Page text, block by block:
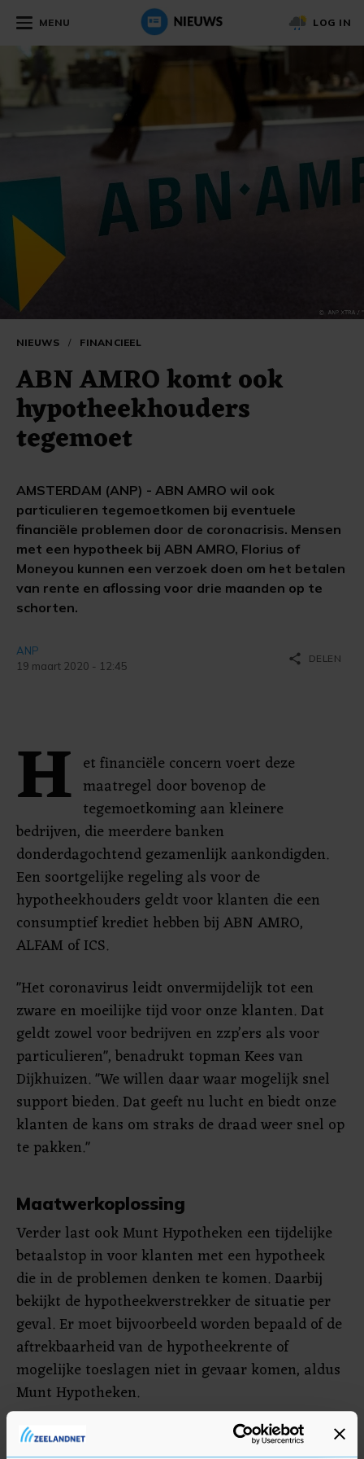
MENU LOG IN
NIEUWS / FINANCIEEL
ABN AMRO komt ook
hypotheekhouders
tegemoet
AMSTERDAM (ANP) - ABN AMRO wil ook
particulieren tegemoetkomen bij eventuele
financiële problemen door de coronacrisis. Mensen
met een hypotheek bij ABN AMRO, Florius of
Moneyou kunnen een verzoek doen om het betalen
van rente en aflossing voor drie maanden op te
schorten.
ANP
19 maart 2020 - 12:45
share DELEN
H et financiële concern voert deze
maatregel door bovenop de
tegemoetkoming aan kleinere
bedrijven, die meerdere banken
donderdagochtend gezamenlijk aankondigden.
Een soortgelijke regeling als voor de
hypotheekhouders geldt voor klanten die een
consumptief krediet hebben bij ABN AMRO,
ALFAM of ICS.
"Het coronavirus leidt onvermijdelijk tot een
zware en moeilijke tijd voor onze klanten. Dat
geldt zowel voor bedrijven en zzp’ers als voor
particulieren", benadrukt topman Kees van
Dijkhuizen. "We willen daar waar mogelijk snel
support bieden. Dat geeft nu lucht en biedt onze
klanten de kans om straks de draad weer snel op
te pakken."
Maatwerkoplossing
Verder last ook Munt Hypotheken een tijdelijke
betaalstop in voor klanten met een hypotheek
die in de problemen denken te komen. Daarbij
bekijkt de hypotheekverstrekker de situatie per
geval. Er moet bijvoorbeeld worden bepaald of de
aftrekbaarheid van de hypotheekrente of
mogelijke toeslagen niet in gevaar komen, aldus
Munt Hypotheken.
Rabobank houdt de situatie vooralsnog in de